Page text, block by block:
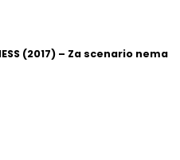
(2017) – Za scenario nema